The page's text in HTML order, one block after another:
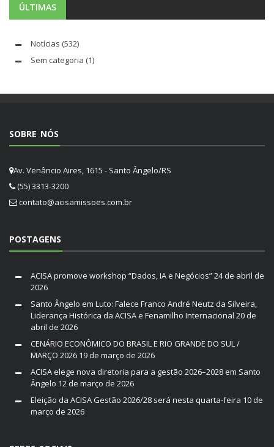
ÚLTIMAS
Notícias (532)
Sem categoria (1)
SOBRE NÓS
Av. Venâncio Aires, 1615 - Santo Ângelo/RS
(55) 3313-3200
contato@acisamissoes.com.br
POSTAGENS
ACISA promove workshop “Dados, IA e Negócios”24 de abril de
2026
Santo Ângelo em Luto: Falece Franco André Neutz da Silveira,
Liderança Histórica da ACISA e Fenamilho Internacional 20 de
abril de 2026
CENÁRIO ECONÔMICO DO BRASIL E RIO GRANDE DO SUL /
MARÇO 2026 19 de março de 2026
ACISA elege nova diretoria para a gestão 2026–2028 em Santo
Ângelo 12 de março de 2026
Eleição da ACISA Gestão 2026/28 será nesta quarta-feira 10 de
março de 2026